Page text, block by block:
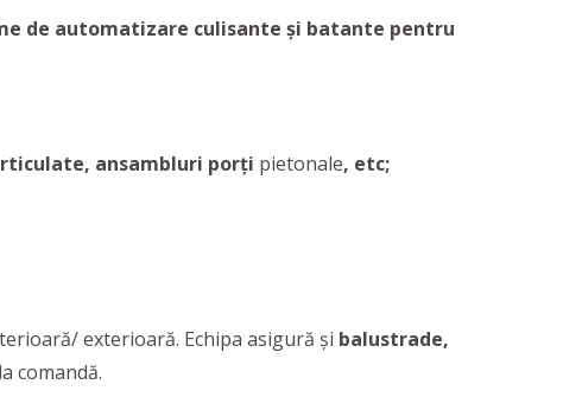
de automatizare culisante și batante pentru
ansambluri porți pietonale, etc;
exterioară. Echipa asigură și balustrade,
comandă.